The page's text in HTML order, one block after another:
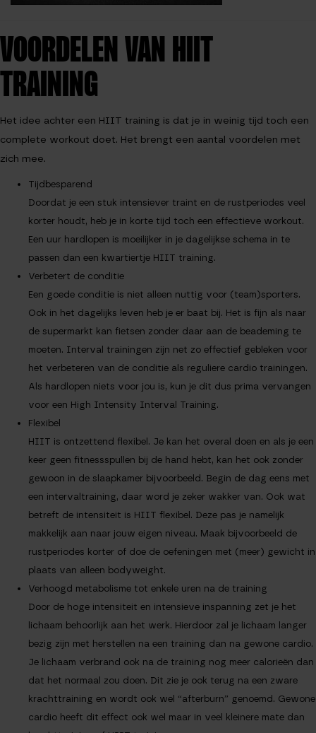
VOORDELEN VAN HIIT
TRAINING
Het idee achter een HIIT training is dat je in weinig tijd toch een
complete workout doet. Het brengt een aantal voordelen met
zich mee.
Tijdbesparend
Doordat je een stuk intensiever traint en de rustperiodes veel
korter houdt, heb je in korte tijd toch een effectieve workout.
Een uur hardlopen is moeilijker in je dagelijkse schema in te
passen dan een kwartiertje HIIT training.
Verbetert de conditie
Een goede conditie is niet alleen nuttig voor (team)sporters.
Ook in het dagelijks leven heb je er baat bij. Het is fijn als naar
de supermarkt kan fietsen zonder daar aan de beademing te
moeten. Interval trainingen zijn net zo effectief gebleken voor
het verbeteren van de conditie als reguliere cardio trainingen.
Als hardlopen niets voor jou is, kun je dit dus prima vervangen
voor een High Intensity Interval Training.
Flexibel
HIIT is ontzettend flexibel. Je kan het overal doen en als je een
keer geen fitnessspullen bij de hand hebt, kan het ook zonder
gewoon in de slaapkamer bijvoorbeeld. Begin de dag eens met
een intervaltraining, daar word je zeker wakker van. Ook wat
betreft de intensiteit is HIIT flexibel. Deze pas je namelijk
makkelijk aan naar jouw eigen niveau. Maak bijvoorbeeld de
rustperiodes korter of doe de oefeningen met (meer) gewicht in
plaats van alleen bodyweight.
Verhoogd metabolisme tot enkele uren na de training
Door de hoge intensiteit en intensieve inspanning zet je het
lichaam behoorlijk aan het werk. Hierdoor zal je lichaam langer
bezig zijn met herstellen na een training dan na gewone cardio.
Je lichaam verbrand ook na de training nog meer calorieën dan
dat het normaal zou doen. Dit zie je ook terug na een zware
krachttraining en wordt ook wel “afterburn” genoemd. Gewone
cardio heeft dit effect ook wel maar in veel kleinere mate dan